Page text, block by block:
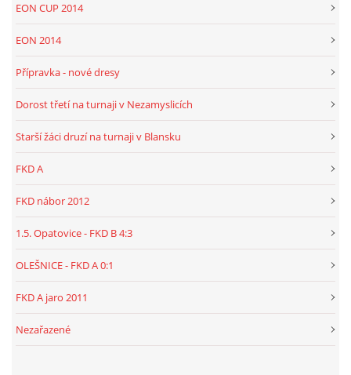
EON CUP 2014
EON 2014
Přípravka - nové dresy
Dorost třetí na turnaji v Nezamyslicích
Starší žáci druzí na turnaji v Blansku
FKD A
FKD nábor 2012
1.5. Opatovice - FKD B 4:3
OLEŠNICE - FKD A 0:1
FKD A jaro 2011
Nezařazené